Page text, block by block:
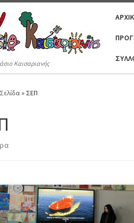
Καισαριανής
» ΣΕΠ
Τρίτη, 3 Φεβρουαρίου 2026, είχαμε τη χαρά να
στο σχολείο μας μία εκπρόσωπο του